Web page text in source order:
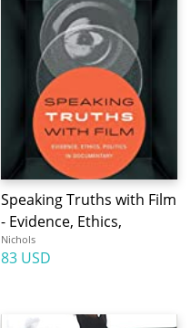
Speaking Truths with Film
- Evidence, Ethics,
Nichols
83 USD